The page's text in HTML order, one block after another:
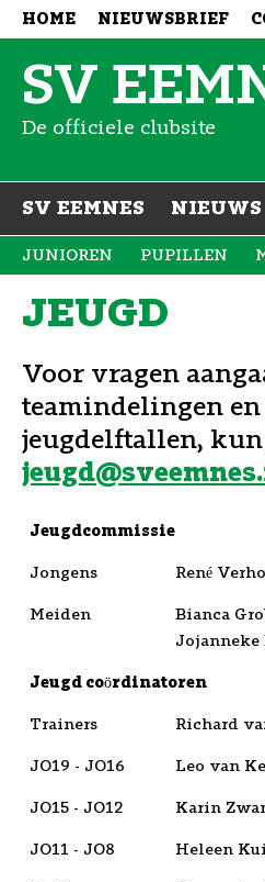
HOME NIEUWSBRIEF
SV
De officiele clubsite
SV EEMNES NIEUWS
JUNIOREN PUPILLEN
JEUGD
Voor vragen
teamindelingen
jeugdelftallen, kun
Jeugdcommissie
Jongens René
Meiden
Bianca
Jojanneke
Jeugd coördinatoren
Trainers Richard
JO19 - JO16 Leo van
JO15 - JO12 Karin
JO11 - JO8 Heleen